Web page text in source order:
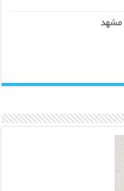
مشهد